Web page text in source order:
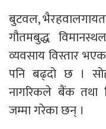
बुटवल,
गौतमबुद्ध
व्यवसाय विस्तार
पनि बढ्दो छ ।
नागरिकले बैंक तथा
जम्मा गरेका छन् ।